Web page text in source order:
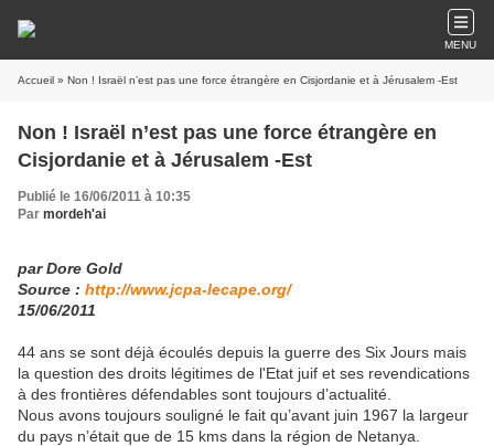
MENU
Accueil » Non ! Israël n’est pas une force étrangère en Cisjordanie et à Jérusalem -Est
Non ! Israël n’est pas une force étrangère en
Cisjordanie et à Jérusalem -Est
Publié le 16/06/2011 à 10:35
Par mordeh'ai
par Dore Gold
Source : http://www.jcpa-lecape.org/
15/06/2011
44 ans se sont déjà écoulés depuis la guerre des Six Jours mais
la question des droits légitimes de l'Etat juif et ses revendications
à des frontières défendables sont toujours d’actualité.
Nous avons toujours souligné le fait qu’avant juin 1967 la largeur
du pays n’était que de 15 kms dans la région de Netanya.